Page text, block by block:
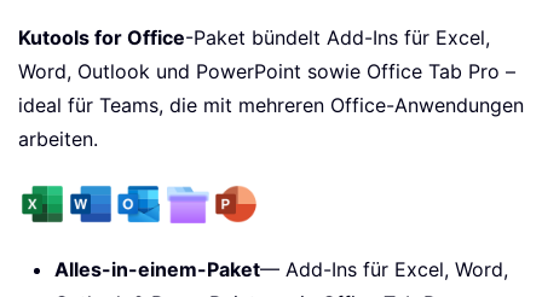
Kutools for Office-Paket bündelt Add-Ins für Excel,
Word, Outlook und PowerPoint sowie Office Tab Pro –
ideal für Teams, die mit mehreren Office-Anwendungen
arbeiten.
Alles-in-einem-Paket— Add-Ins für Excel, Word,